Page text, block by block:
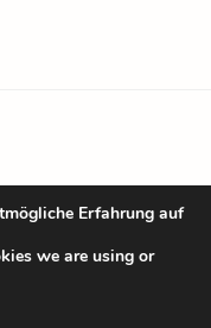
Erfahrung auf
we are using or